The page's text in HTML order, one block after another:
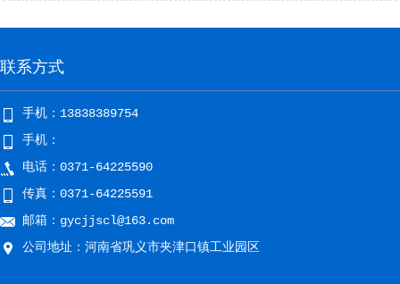
联系方式
手机：13838389754
手机：
电话：0371-64225590
传真：0371-64225591
邮箱：gycjjscl@163.com
公司地址：河南省巩义市夹津口镇工业园区